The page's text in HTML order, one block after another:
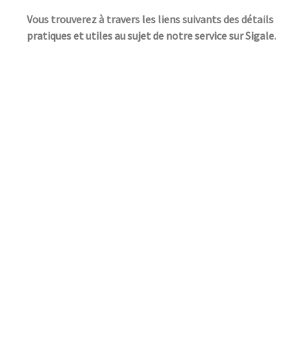
Vous trouverez à travers les liens suivants des détails
pratiques et utiles au sujet de notre service sur Sigale.